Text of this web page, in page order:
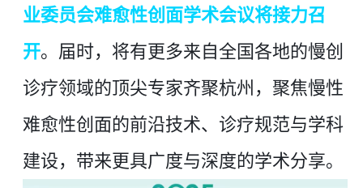
业委员会难愈性创面学术会议将接力召
开。届时，将有更多来自全国各地的慢创
诊疗领域的顶尖专家齐聚杭州，聚焦慢性
难愈性创面的前沿技术、诊疗规范与学科
建设，带来更具广度与深度的学术分享。